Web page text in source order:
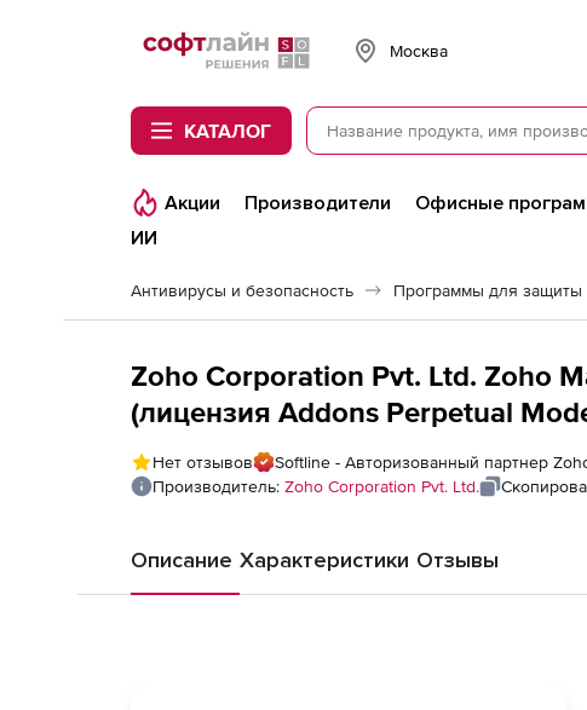
Softline
Москва
КАТАЛОГ
Акции Производители Офисные
ИИ
Антивирусы и безопасность Программы для защиты
Zoho Corporation Pvt. Ltd. Zoho
(лицензия Addons Perpetual
Failover Service for computers less
Нет отзывов
Softline - Авторизованный партнер
Производитель: Zoho Corporation Pvt. Ltd.
Описание Характеристики Отзывы